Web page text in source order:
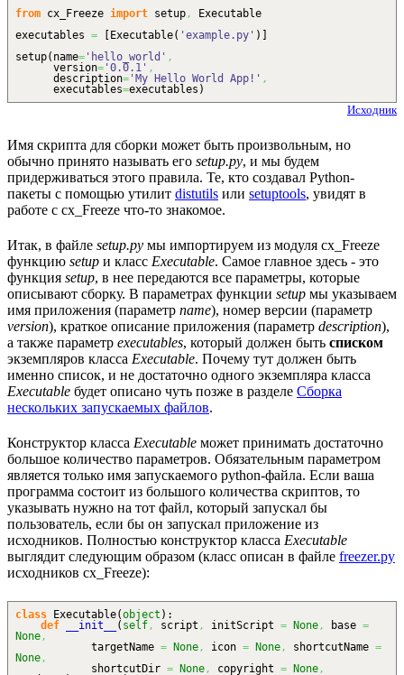
from cx_Freeze import setup,
Executable
executables = Executable( 'example.py' )
setup( name= 'hello_world' ,
version= '0.0.1' ,
description= 'My Hello World App!' ,
executables=executables )
Исходник
Имя скрипта для сборки может быть произвольным, но
обычно принято называть его setup.py, и мы будем
придерживаться этого правила. Те, кто создавал Python-
пакеты с помощью утилит distutils или setuptools, увидят в
работе с cx_Freeze что-то знакомое.
Итак, в файле setup.py мы импортируем из модуля cx_Freeze
функцию setup и класс Executable. Самое главное здесь - это
функция setup, в нее передаются все параметры, которые
описывают сборку. В параметрах функции setup мы указываем
имя приложения (параметр name), номер версии (параметр
version), краткое описание приложения (параметр description),
а также параметр executables, который должен быть списком
экземпляров класса Executable. Почему тут должен быть
именно список, и не достаточно одного экземпляра класса
Executable будет описано чуть позже в разделе Сборка
нескольких запускаемых файлов.
Конструктор класса Executable может принимать достаточно
большое количество параметров. Обязательным параметром
является только имя запускаемого python-файла. Если ваша
программа состоит из большого количества скриптов, то
указывать нужно на тот файл, который запускал бы
пользователь, если бы он запускал приложение из
исходников. Полностью конструктор класса Executable
выглядит следующим образом (класс описан в файле freezer.py
исходников cx_Freeze):
class Executable(object ) :
def
__init__ ( self , script , initScript = None , base =
None ,
targetName = None , icon = None , shortcutName =
None ,
shortcutDir = None , copyright = None ,